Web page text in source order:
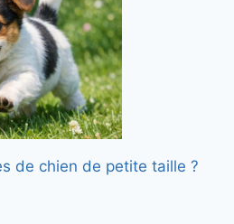
de chien de petite taille ?